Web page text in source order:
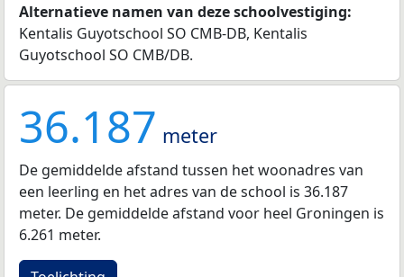
Alternatieve namen van deze schoolvestiging:
Kentalis Guyotschool SO CMB-DB, Kentalis
Guyotschool SO CMB/DB.
36.187 meter
De gemiddelde afstand tussen het woonadres van
een leerling en het adres van de school is 36.187
meter. De gemiddelde afstand voor heel Groningen is
6.261 meter.